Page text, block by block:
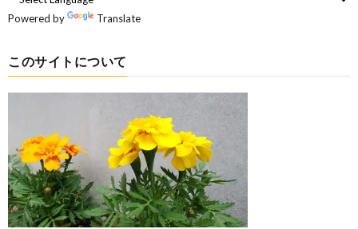
Powered by Translate
このサイトについて